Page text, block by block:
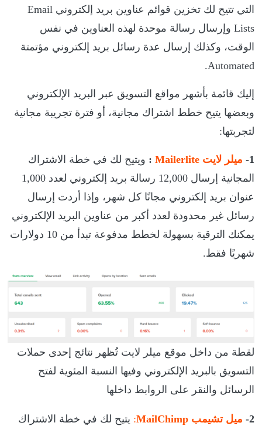
التي تتيح لك تخزين قوائم عناوين بريد إلكتروني Email
Lists وإرسال رسالة موحدة لهذه العناوين في نفس
الوقت، وكذلك إرسال عدة رسائل بريد إلكتروني مؤتمتة
Automated.
إليك قائمة بأشهر مواقع التسويق عبر البريد الإلكتروني
وبعضها يتيح خطط اشتراك مجانية، أو فترة تجريبة مجانية
لتجربتها:
1- ميلر لايت Mailerlite :ويتيح لك في خطة الاشتراك
المجانية إرسال 12,000 رسالة بريد إلكتروني لعدد 1,000
عنوان بريد إلكتروني مجانًا كل شهر، وإذا أردت إرسال
رسائل غير محدودة لعدد أكبر من عناوين البريد الإلكتروني
يمكنك الترقية بسهولة لخطط مدفوعة تبدأ من 10 دولارات
شهريًا فقط.
لقطة من داخل موقع ميلر لايت تُظهر نتائج إحدى حملات
التسويق بالبريد الإلكتروني وفيها النسبة المئوية لفتح
الرسائل والنقر على الروابط داخلها
2- ميل تشيمب MailChimp :يتيح لك في خطة الاشتراك